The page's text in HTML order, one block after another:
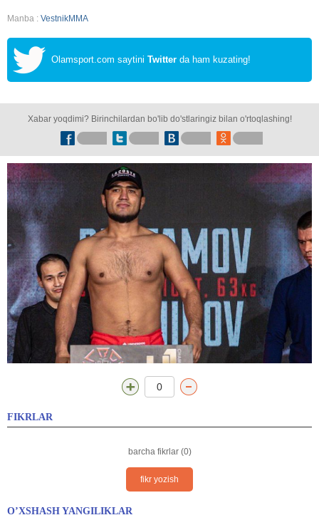
Manba : VestnikMMA
Olamsport.com saytini Twitter da ham kuzating!
Xabar yoqdimi? Birinchilardan bo'lib do'stlaringiz bilan o'rtoqlashing!
0
FIKRLAR
barcha fikrlar (0)
fikr yozish
O’XSHASH YANGILIKLAR